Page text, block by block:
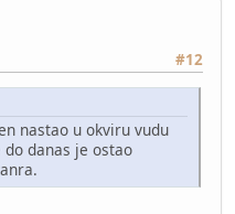
#12
nastao u okviru vudu
danas je ostao